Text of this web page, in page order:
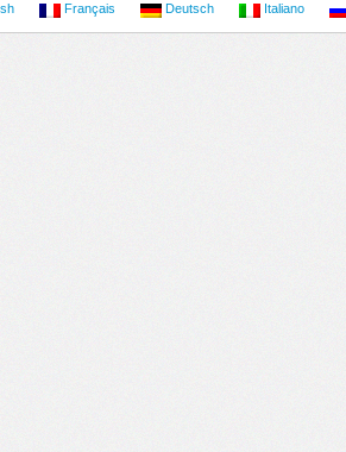
Français Deutsch Italiano